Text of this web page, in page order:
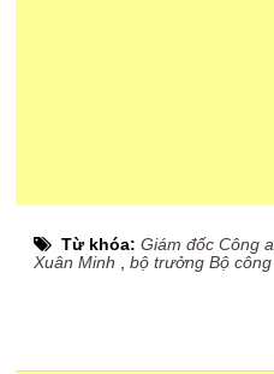
Từ khóa:Giám đốc Công
Xuân Minh ,bộ trưởng Bộ công